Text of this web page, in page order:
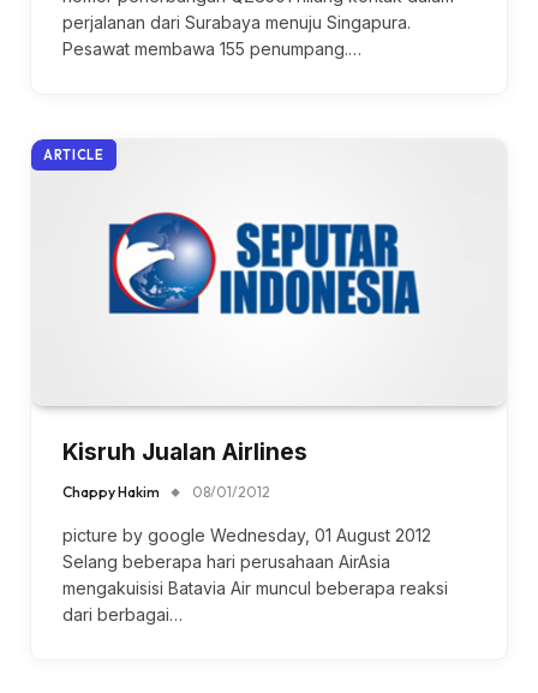
perjalanan dari Surabaya menuju Singapura.
Pesawat membawa 155 penumpang.…
ARTICLE
Kisruh Jualan Airlines
Chappy Hakim 08/01/2012
picture by google Wednesday, 01 August 2012
Selang beberapa hari perusahaan AirAsia
mengakuisisi Batavia Air muncul beberapa reaksi
dari berbagai…